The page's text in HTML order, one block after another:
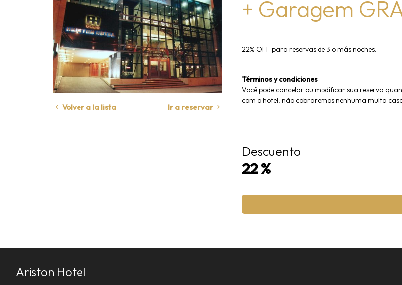
Volver a la lista Ir a reservar
+ Garagem
22% OFF para reservas de 3 o más noches.
Términos y condiciones
Você pode cancelar ou modificar sua reserva
com o hotel, não cobraremos nenhuma multa
Descuento
22%
Ariston Hotel